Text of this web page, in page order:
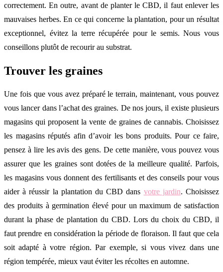
correctement. En outre, avant de planter le CBD, il faut enlever les
mauvaises herbes. En ce qui concerne la plantation, pour un résultat
exceptionnel, évitez la terre récupérée pour le semis. Nous vous
conseillons plutôt de recourir au substrat.
Trouver les graines
Une fois que vous avez préparé le terrain, maintenant, vous pouvez
vous lancer dans l’achat des graines. De nos jours, il existe plusieurs
magasins qui proposent la vente de graines de cannabis. Choisissez
les magasins réputés afin d’avoir les bons produits. Pour ce faire,
pensez à lire les avis des gens. De cette manière, vous pouvez vous
assurer que les graines sont dotées de la meilleure qualité. Parfois,
les magasins vous donnent des fertilisants et des conseils pour vous
aider à réussir la plantation du CBD dans votre jardin. Choisissez
des produits à germination élevé pour un maximum de satisfaction
durant la phase de plantation du CBD. Lors du choix du CBD, il
faut prendre en considération la période de floraison. Il faut que cela
soit adapté à votre région. Par exemple, si vous vivez dans une
région tempérée, mieux vaut éviter les récoltes en automne.